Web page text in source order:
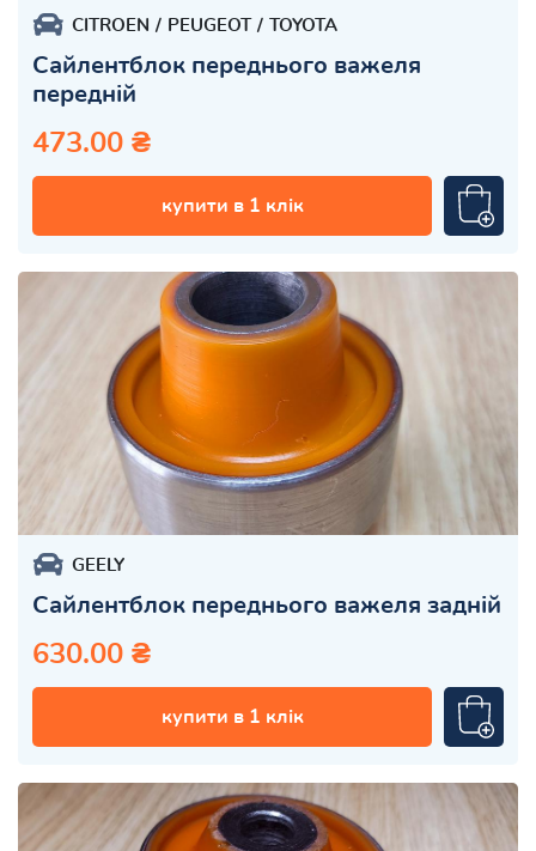
CITROEN PEUGEOT TOYOTA
Сайлентблок переднього важеля
передній
473.00 ₴
купити в 1 клік
GEELY
Сайлентблок переднього важеля задній
630.00 ₴
купити в 1 клік